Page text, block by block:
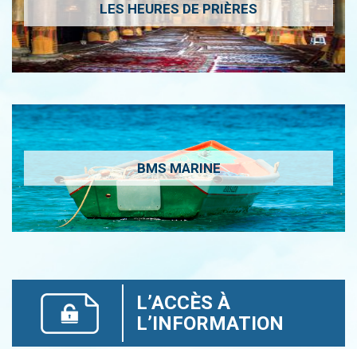
LES HEURES DE PRIÈRES
BMS MARINE
L’ACCÈS À
L’INFORMATION